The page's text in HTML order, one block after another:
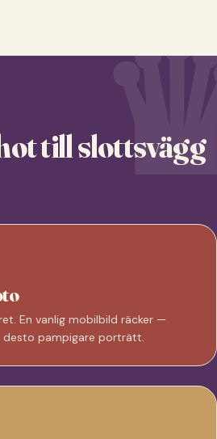
till slottsvägg
En vanlig mobilbild räcker —
desto pampigare porträtt.